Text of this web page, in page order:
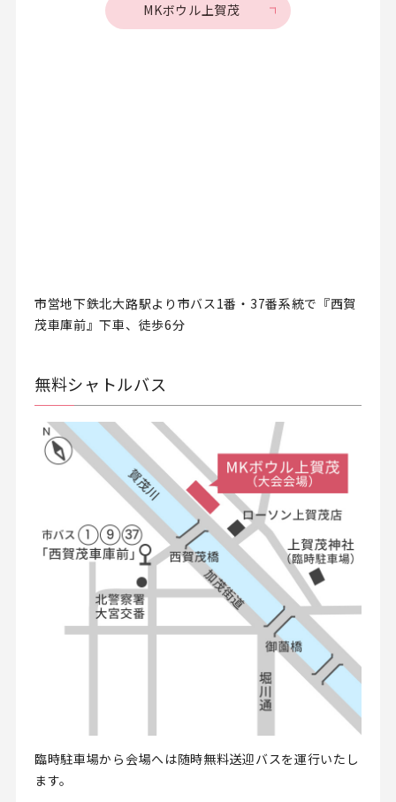
MKボウル上賀茂
市営地下鉄北大路駅より市バス1番・37番系統で『西賀
茂車庫前』下車、徒歩6分
無料シャトルバス
臨時駐車場から会場へは随時無料送迎バスを運行いたし
ます。